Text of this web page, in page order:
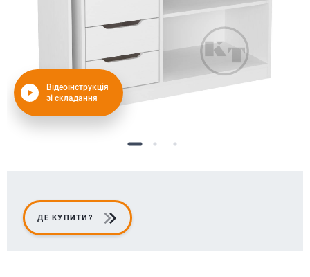
Відеоінструкція
зі складання
ДЕ КУПИТИ?